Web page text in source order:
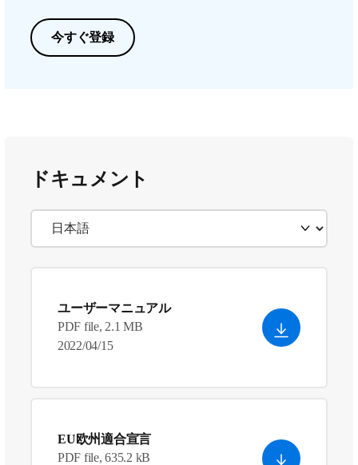
今すぐ登録
ドキュメント
ユーザーマニュアル
PDF file, 2.1 MB
2022/04/15
EU欧州適合宣言
PDF file, 635.2 kB